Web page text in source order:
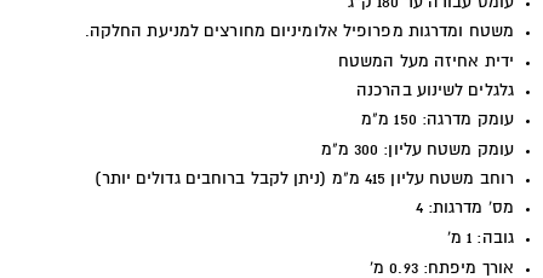
משטח ומדרגות מפרופיל אלומיניום מחורצים למניעת החלקה.
ידית אחיזה מעל המשטח
גלגלים לשינוע בהרכנה
עומק מדרגה: 150 מ"מ
עומק משטח עליון: 300 מ"מ
רוחב משטח עליון 415 מ"מ (ניתן לקבל ברוחבים גדולים יותר)
מס' מדרגות: 4
גובה: 1 מ'
אורך מיפתח: 0.93 מ'